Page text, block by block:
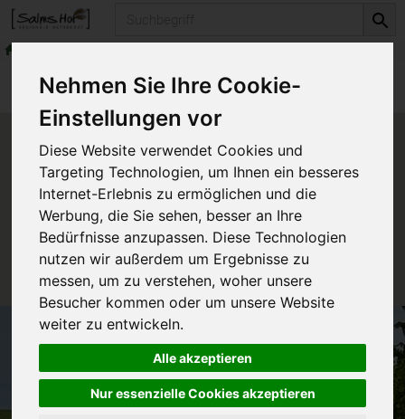
Nehmen Sie Ihre Cookie-
Einstellungen vor
Diese Website verwendet Cookies und
Targeting Technologien, um Ihnen ein besseres
Internet-Erlebnis zu ermöglichen und die
Werbung, die Sie sehen, besser an Ihre
Bedürfnisse anzupassen. Diese Technologien
nutzen wir außerdem um Ergebnisse zu
messen, um zu verstehen, woher unsere
Besucher kommen oder um unsere Website
weiter zu entwickeln.
Alle akzeptieren
Nur essenzielle Cookies akzeptieren
Produkte
Alles für den Bio-Garten
Bio-Sämereien
Produkt "Blühstreifen" nicht
verfügbar.
Das von Ihnen gesuchte Produkt ist leider zur Zeit
nicht verfügbar.